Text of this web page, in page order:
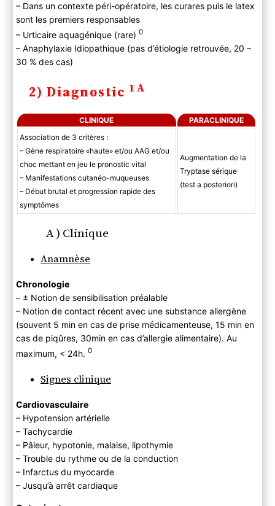
– Dans un contexte péri-opératoire, les curares puis le latex
sont les premiers responsables
– Urticaire aquagénique (rare) 0
– Anaphylaxie Idiopathique (pas d’étiologie retrouvée, 20 –
30 % des cas)
2) Diagnostic 1A
CLINIQUE
PARACLINIQUE
Association de 3 critères :
– Gène respiratoire «haute» et/ou AAG et/ou
choc mettant en jeu le pronostic vital
– Manifestations cutanéo-muqueuses
– Début brutal et progression rapide des
symptômes
Augmentation de la
Tryptase sérique
(test a posteriori)
A ) Clinique
Anamnèse
Chronologie
– ± Notion de sensibilisation préalable
– Notion de contact récent avec une substance allergène
(souvent 5 min en cas de prise médicamenteuse, 15 min en
cas de piqûres, 30min en cas d’allergie alimentaire). Au
maximum, < 24h. 0
Signes clinique
Cardiovasculaire
– Hypotension artérielle
– Tachycardie
– Pâleur, hypotonie, malaise, lipothymie
– Trouble du rythme ou de la conduction
– Infarctus du myocarde
– Jusqu’à arrêt cardiaque